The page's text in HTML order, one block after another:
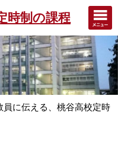
時制の課程
員に伝える、桃谷高校定時